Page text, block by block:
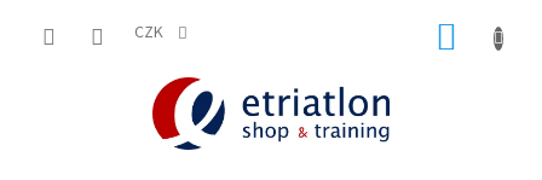
CZK
shop.etriatlon.cz - Chat